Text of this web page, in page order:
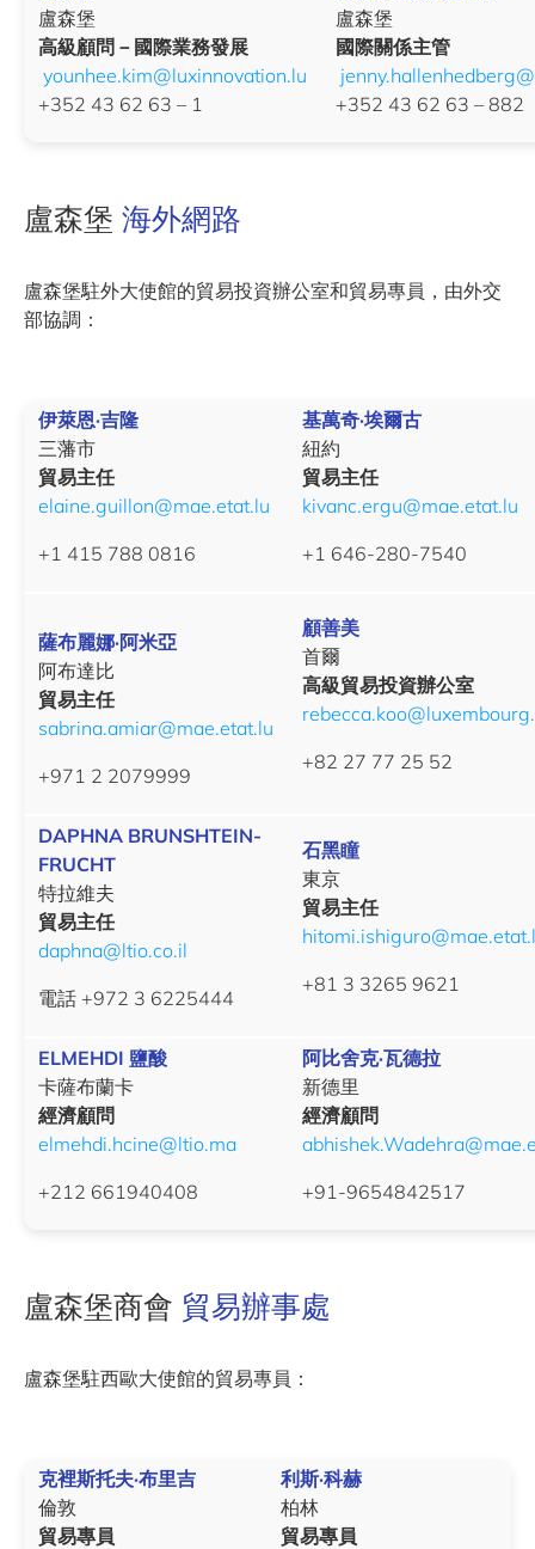
盧森堡
高級顧問－國際業務發展
younhee.kim@luxinnovation.lu
+352 43 62 63 – 1
盧森堡
國際關係主管
+352 43 62 63 – 882
盧森堡 海外網路
盧森堡駐外大使館的貿易投資辦公室和貿易專員，由外交
部協調：
伊萊恩·吉隆
三藩市
貿易主任
elaine.guillon@mae.etat.lu
+1 415 788 0816
基萬奇·埃爾古
紐約
貿易主任
kivanc.ergu@mae.etat.lu
+1 646-280-7540
薩布麗娜·阿米亞
阿布達比
貿易主任
sabrina.amiar@mae.etat.lu
+971 2 2079999
顧善美
首爾
高級貿易投資辦公室
+82 27 77 25 52
DAPHNA BRUNSHTEIN-
FRUCHT
特拉維夫
貿易主任
daphna@ltio.co.il
電話 +972 3 6225444
石黑瞳
東京
貿易主任
+81 3 3265 9621
ELMEHDI 鹽酸
卡薩布蘭卡
經濟顧問
elmehdi.hcine@ltio.ma
+212 661940408
阿比舍克·瓦德拉
新德里
經濟顧問
+91-9654842517
盧森堡商會 貿易辦事處
盧森堡駐西歐大使館的貿易專員：
克裡斯托夫·布里吉
倫敦
貿易專員
利斯·科赫
柏林
貿易專員